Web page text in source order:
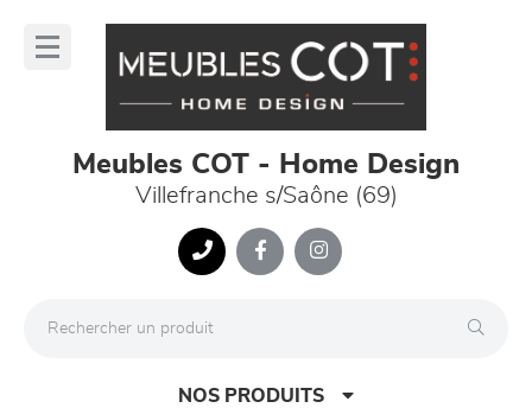
Meubles COT - Home Design
Villefranche s/Saône (69)
NOS PRODUITS